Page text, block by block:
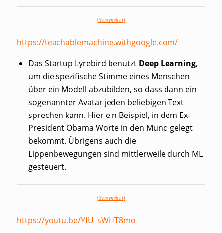
(Screenshot)
https://teachablemachine.withgoogle.com/
Das Startup Lyrebird benutzt Deep Learning,
um die spezifische Stimme eines Menschen
über ein Modell abzubilden, so dass dann ein
sogenannter Avatar jeden beliebigen Text
sprechen kann. Hier ein Beispiel, in dem Ex-
President Obama Worte in den Mund gelegt
bekommt. Übrigens auch die
Lippenbewegungen sind mittlerweile durch ML
gesteuert.
(Screenshot)
https://youtu.be/YfU_sWHT8mo